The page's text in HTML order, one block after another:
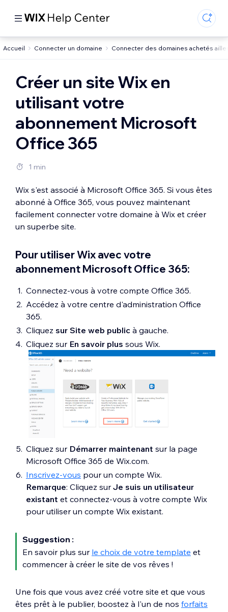
Accueil Connecter un domaine Connecter des domaines achetés
Créer un site Wix en
utilisant votre
abonnement Microsoft
Office 365
1 min
Wix s'est associé à Microsoft Office 365. Si vous êtes
abonné à Office 365, vous pouvez maintenant
facilement connecter votre domaine à Wix et créer
un superbe site.
Pour utiliser Wix avec votre
abonnement Microsoft Office 365:
Connectez-vous à votre compte Office 365.
Accédez à votre centre d'administration Office
365.
Cliquez sur Site web public à gauche.
Cliquez sur En savoir plus sous Wix.
Cliquez sur Démarrer maintenant sur la page
Microsoft Office 365 de Wix.com.
Inscrivez-vous pour un compte Wix.
Remarque: Cliquez surJe suis un utilisateur
existant et connectez-vous à votre compte Wix
pour utiliser un compte Wix existant.
Suggestion :
En savoir plus sur le choix de votre template et
commencer à créer le site de vos rêves !
Une fois que vous avez créé votre site et que vous
êtes prêt à le publier, boostez à l'un de nos forfaits